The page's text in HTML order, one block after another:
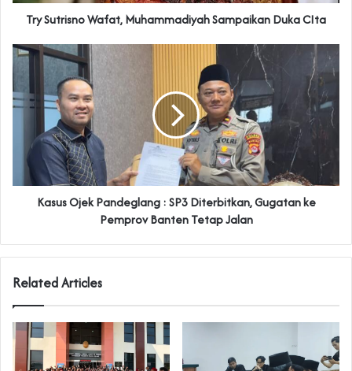
Try Sutrisno Wafat, Muhammadiyah Sampaikan Duka CIta
Kasus Ojek Pandeglang : SP3 Diterbitkan, Gugatan ke
Pemprov Banten Tetap Jalan
Related Articles